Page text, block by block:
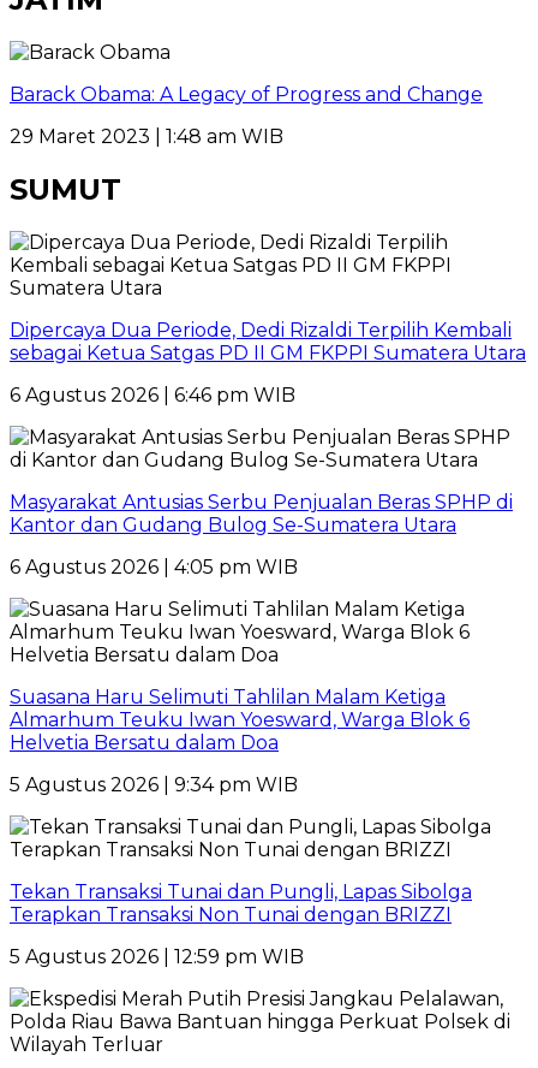
Barack Obama: A Legacy of Progress and Change
29 Maret 2023 | 1:48 am WIB
SUMUT
Dipercaya Dua Periode, Dedi Rizaldi Terpilih Kembali
sebagai Ketua Satgas PD II GM FKPPI Sumatera Utara
6 Agustus 2026 | 6:46 pm WIB
Masyarakat Antusias Serbu Penjualan Beras SPHP di
Kantor dan Gudang Bulog Se-Sumatera Utara
6 Agustus 2026 | 4:05 pm WIB
Suasana Haru Selimuti Tahlilan Malam Ketiga
Almarhum Teuku Iwan Yoesward, Warga Blok 6
Helvetia Bersatu dalam Doa
5 Agustus 2026 | 9:34 pm WIB
Tekan Transaksi Tunai dan Pungli, Lapas Sibolga
Terapkan Transaksi Non Tunai dengan BRIZZI
5 Agustus 2026 | 12:59 pm WIB